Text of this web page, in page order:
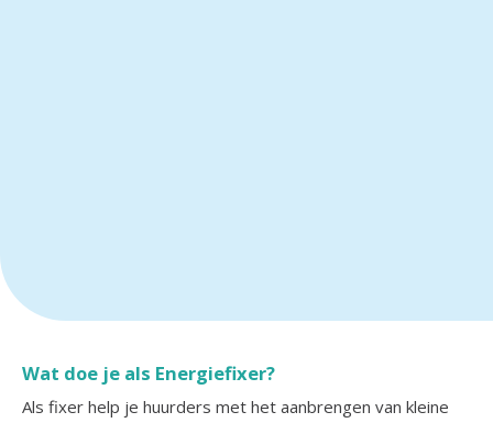
Wat doe je als Energiefixer?
Als fixer help je huurders met het aanbrengen van kleine